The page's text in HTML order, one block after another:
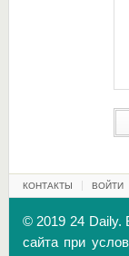
КОНТАКТЫ ВОЙТИ
© 2019 24 Daily.
сайта при